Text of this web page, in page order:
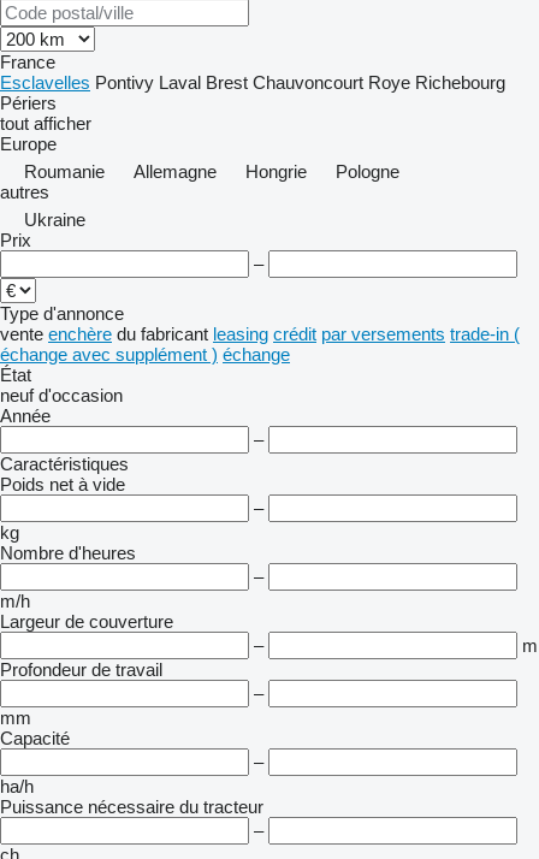
France
Esclavelles Pontivy Laval Brest Chauvoncourt Roye Richebourg
Périers
tout afficher
Europe
Roumanie
Allemagne Hongrie
Pologne
autres
Ukraine
Prix
–
Type d'annonce
vente enchère du fabricant leasing crédit par versements trade-in (
échange avec supplément ) échange
État
neuf d'occasion
Année
–
Caractéristiques
Poids net à vide
–
kg
Nombre d'heures
–
m/h
Largeur de couverture
–
m
Profondeur de travail
–
mm
Capacité
–
ha/h
Puissance nécessaire du tracteur
–
ch